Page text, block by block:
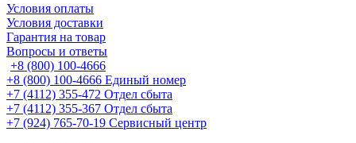
Условия оплаты
Условия доставки
Гарантия на товар
Вопросы и ответы
+8 (800) 100-4666
+8 (800) 100-4666 Единый номер
+7 (4112) 355-472 Отдел сбыта
+7 (4112) 355-367 Отдел сбыта
+7 (924) 765-70-19 Сервисный центр